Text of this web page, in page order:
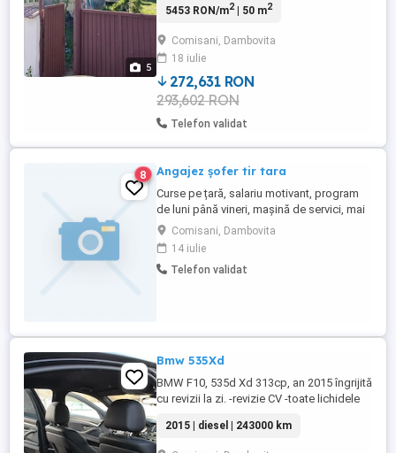
5
toate utilitățile la poartă (gaze, apă,
5453 RON/m2| 50 m2
Comisani, Dambovita
18 iulie
272,631 RON
293,602 RON
Telefon validat
8 Angajez șofer tir tara
Curse pe țară, salariu motivant, program
de luni până vineri, mașină de servici, mai
multe detalii la telefon
Comisani, Dambovita
14 iulie
Telefon validat
Bmw 535Xd
BMW F10, 535d Xd 313cp, an 2015 îngrijită
cu revizii la zi. -revizie CV -toate lichidele
(rechemare) -airbag volan (rechemare). -
nu are scurgeri -toate sistemele
2015 | diesel | 243000 km